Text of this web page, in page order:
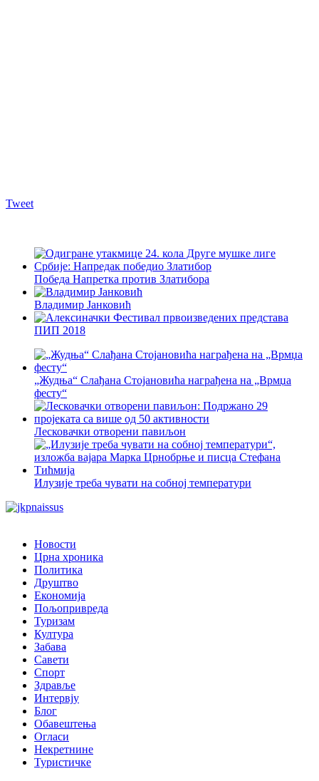
Tweet
Победа Напретка против Златибора
Владимир Јанковић
ПИП 2018
„Жудња“ Слађана Стојановића награђена на „Врмџа
фесту“
Лесковачки отворени павиљон
Илузије треба чувати на собној температури
Новости
Црна хроника
Политика
Друштво
Економија
Пољопривреда
Туризам
Култура
Забава
Савети
Спорт
Здравље
Интервју
Блог
Обавештења
Огласи
Некретнине
Туристичке